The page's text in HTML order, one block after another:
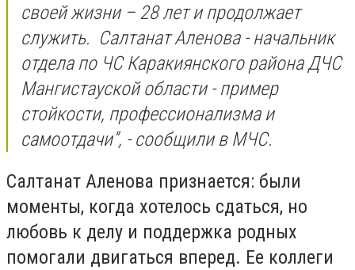
своей жизни – 28 лет и продолжает
служить. Салтанат Аленова - начальник
отдела по ЧС Каракиянского района ДЧС
Мангистауской области - пример
стойкости, профессионализма и
самоотдачи”, - сообщили в МЧС.
Салтанат Аленова признается: были
моменты, когда хотелось сдаться, но
любовь к делу и поддержка родных
помогали двигаться вперед. Ее коллеги